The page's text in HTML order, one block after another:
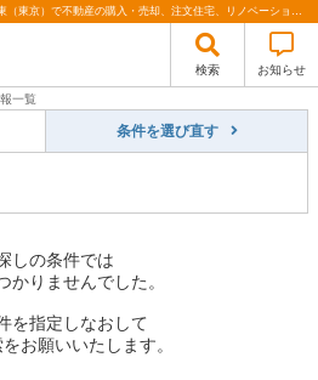
ペット可 ｜関西（大阪・北摂・神戸）・関東（東京）で不動産の購入・売却、注文住宅、リノベーションの事なら株式会社ハウスコミュニケーション
検索 お知らせ
一覧
条件を選び直す
しの条件では
かりませんでした。
を指定しなおして
お願いいたします。